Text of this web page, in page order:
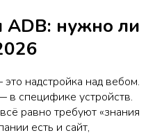
нужно ли
надстройка над вебом.
в специфике устройств.
равно требуют «знания
есть и сайт,